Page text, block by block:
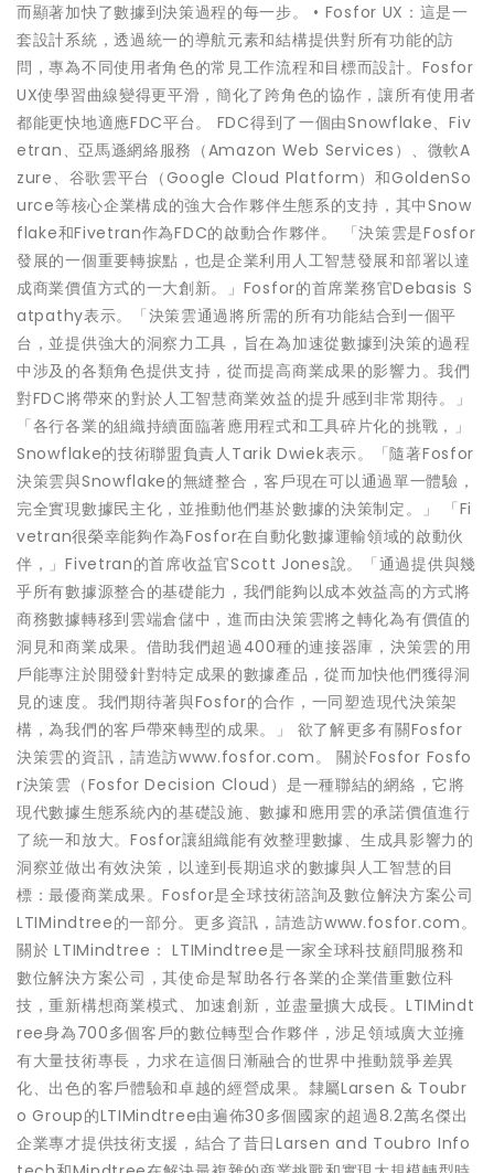
而顯著加快了數據到決策過程的每一步。 • Fosfor UX：這是一
套設計系統，透過統一的導航元素和結構提供對所有功能的訪
問，專為不同使用者角色的常見工作流程和目標而設計。Fosfor
UX使學習曲線變得更平滑，簡化了跨角色的協作，讓所有使用者
都能更快地適應FDC平台。 FDC得到了一個由Snowflake、Fiv
etran、亞馬遜網絡服務（Amazon Web Services）、微軟A
zure、谷歌雲平台（Google Cloud Platform）和GoldenSo
urce等核心企業構成的強大合作夥伴生態系的支持，其中Snow
flake和Fivetran作為FDC的啟動合作夥伴。 「決策雲是Fosfor
發展的一個重要轉捩點，也是企業利用人工智慧發展和部署以達
成商業價值方式的一大創新。」Fosfor的首席業務官Debasis S
atpathy表示。「決策雲通過將所需的所有功能結合到一個平
台，並提供強大的洞察力工具，旨在為加速從數據到決策的過程
中涉及的各類角色提供支持，從而提高商業成果的影響力。我們
對FDC將帶來的對於人工智慧商業效益的提升感到非常期待。」
「各行各業的組織持續面臨著應用程式和工具碎片化的挑戰，」
Snowflake的技術聯盟負責人Tarik Dwiek表示。「隨著Fosfor
決策雲與Snowflake的無縫整合，客戶現在可以通過單一體驗，
完全實現數據民主化，並推動他們基於數據的決策制定。」 「Fi
vetran很榮幸能夠作為Fosfor在自動化數據運輸領域的啟動伙
伴，」Fivetran的首席收益官Scott Jones說。「通過提供與幾
乎所有數據源整合的基礎能力，我們能夠以成本效益高的方式將
商務數據轉移到雲端倉儲中，進而由決策雲將之轉化為有價值的
洞見和商業成果。借助我們超過400種的連接器庫，決策雲的用
戶能專注於開發針對特定成果的數據產品，從而加快他們獲得洞
見的速度。我們期待著與Fosfor的合作，一同塑造現代決策架
構，為我們的客戶帶來轉型的成果。」 欲了解更多有關Fosfor
決策雲的資訊，請造訪www.fosfor.com。 關於Fosfor Fosfo
r決策雲（Fosfor Decision Cloud）是一種聯結的網絡，它將
現代數據生態系統內的基礎設施、數據和應用雲的承諾價值進行
了統一和放大。Fosfor讓組織能有效整理數據、生成具影響力的
洞察並做出有效決策，以達到長期追求的數據與人工智慧的目
標：最優商業成果。Fosfor是全球技術諮詢及數位解決方案公司
LTIMindtree的一部分。更多資訊，請造訪www.fosfor.com。
關於 LTIMindtree： LTIMindtree是一家全球科技顧問服務和
數位解決方案公司，其使命是幫助各行各業的企業借重數位科
技，重新構想商業模式、加速創新，並盡量擴大成長。LTIMindt
ree身為700多個客戶的數位轉型合作夥伴，涉足領域廣大並擁
有大量技術專長，力求在這個日漸融合的世界中推動競爭差異
化、出色的客戶體驗和卓越的經營成果。隸屬Larsen & Toubr
o Group的LTIMindtree由遍佈30多個國家的超過8.2萬名傑出
企業專才提供技術支援，結合了昔日Larsen and Toubro Info